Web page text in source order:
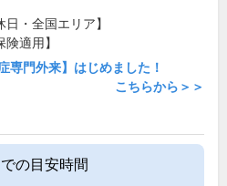
日・全国エリア】
険適用】
専門外来】はじめました！
こちらから＞＞
の目安時間